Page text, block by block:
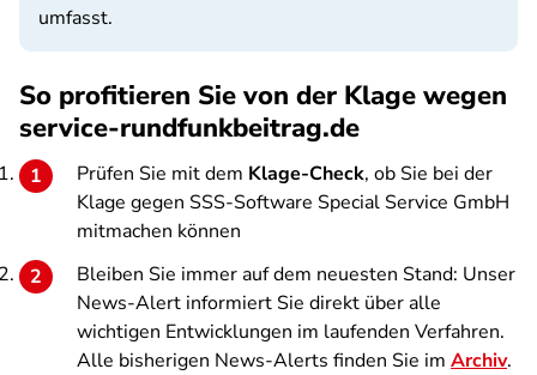
umfasst.
So profitieren Sie von der Klage wegen
service-rundfunkbeitrag.de
Prüfen Sie mit dem Klage-Check, ob Sie bei der
Klage gegen SSS-Software Special Service GmbH
mitmachen können
Bleiben Sie immer auf dem neuesten Stand: Unser
News-Alert informiert Sie direkt über alle
wichtigen Entwicklungen im laufenden Verfahren.
Alle bisherigen News-Alerts finden Sie im Archiv.